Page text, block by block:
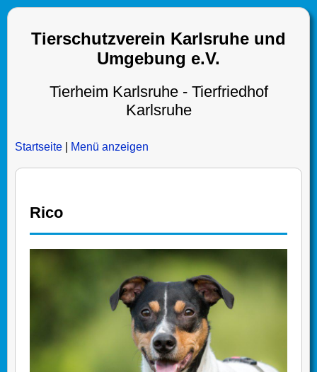
Tierschutzverein Karlsruhe und
Umgebung e.V.
Tierheim Karlsruhe - Tierfriedhof
Karlsruhe
Startseite Menü anzeigen
Rico